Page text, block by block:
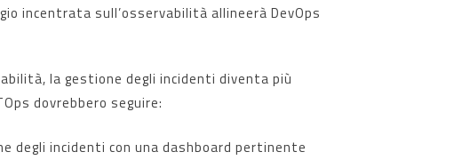
incentrata sull’osservabilità allineerà DevOps
la gestione degli incidenti diventa più
dovrebbero seguire:
degli incidenti con una dashboard pertinente